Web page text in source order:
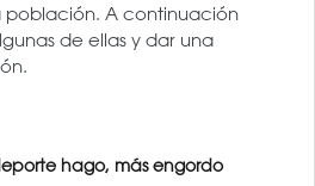
población. A continuación
de ellas y dar una
hago, más engordo